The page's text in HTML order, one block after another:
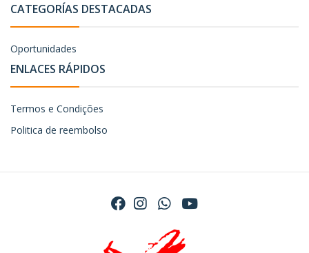
CATEGORÍAS DESTACADAS
Oportunidades
ENLACES RÁPIDOS
Termos e Condições
Politica de reembolso